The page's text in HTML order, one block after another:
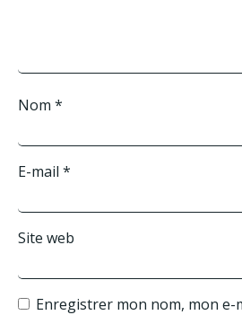
Nom *
E-mail *
Site web
Enregistrer mon nom, mon e-